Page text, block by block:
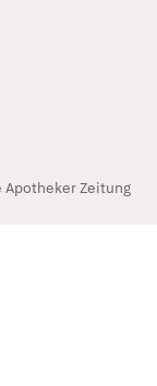
Zeitung